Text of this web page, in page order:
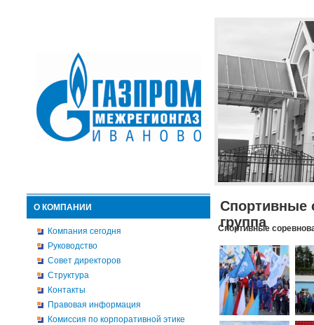
О КОМПАНИИ
Компания сегодня
Руководство
Совет директоров
Структура
Контакты
Правовая информация
Комиссия по корпоративной этике
Спортивные
группа
Спортивные